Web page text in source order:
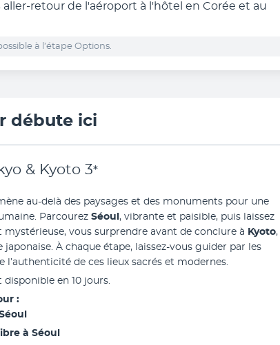
aller-retour de l'aéroport à l'hôtel en Corée et au
à l’étape Options.
débute ici
& Kyoto 3*
au-delà des paysages et des monuments pour une
Parcourez Séoul
mystérieuse, vous surprendre avant de conclure à Kyoto,
japonaise. À chaque étape, laissez-vous guider par les
l’authenticité de ces lieux sacrés et modernes.
en 10 jours.
:
à Séoul